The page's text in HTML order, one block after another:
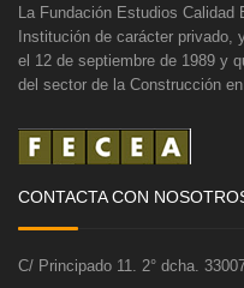
La Fundación Estudios
Institución de carácter
el 12 de septiembre de 1989 y
del sector de la Construcción
CONTACTA CON
C/ Principado 11. 2° dcha.